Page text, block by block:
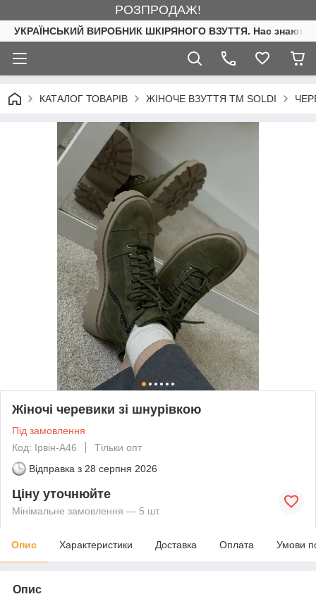
РОЗПРОДАЖ!
УКРАЇНСЬКИЙ ВИРОБНИК ШКІРЯНОГО ВЗУТТЯ. Нас знають.
КАТАЛОГ ТОВАРІВ ЖІНОЧЕ ВЗУТТЯ ТМ SOLDI
Жіночі черевики зі шнурівкою
Під замовлення
Код: Ірвін-А46
Тільки опт
Відправка з 28 серпня 2026
Ціну уточнюйте
Мінімальне замовлення — 5 шт.
Опис Характеристики Доставка Оплата Умови
Опис